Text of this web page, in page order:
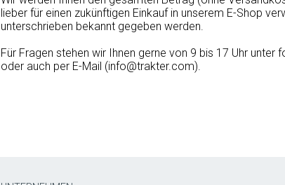
lieber für einen zukünftigen Einkauf in unserem E-Shop
unterschrieben bekannt gegeben werden.
Für Fragen stehen wir Ihnen gerne von 9 bis 17 Uhr
oder auch per E-Mail (info@trakter.com).